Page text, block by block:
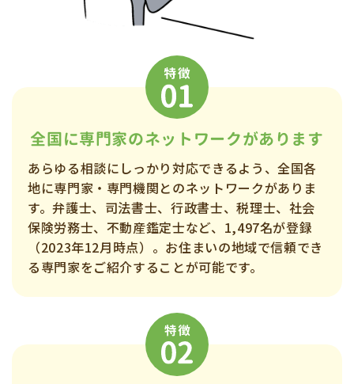
全国に専門家のネットワークがあります
あらゆる相談にしっかり対応できるよう、全国各
地に専門家・専門機関とのネットワークがありま
す。弁護士、司法書士、行政書士、税理士、社会
保険労務士、不動産鑑定士など、1,497名が登録
（2023年12月時点）。お住まいの地域で信頼でき
る専門家をご紹介することが可能です。